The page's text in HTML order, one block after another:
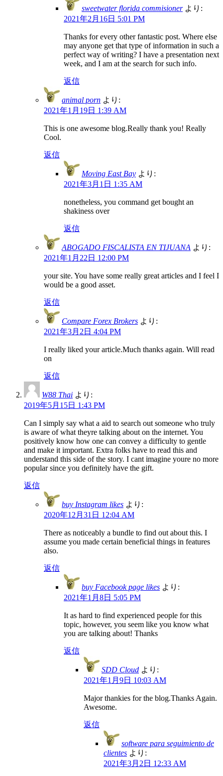
sweetwater florida commisioner より:
2021年2月16日 5:01 PM
Thanks for every other fantastic post. Where else
may anyone get that type of information in such a
perfect way of writing? I have a presentation next
week, and I am at the search for such info.
返信
animal porn より:
2021年1月19日 1:39 AM
This is one awesome blog.Really thank you! Really
Cool.
返信
Moving East Bay より:
2021年3月1日 1:35 AM
nonetheless, you command get bought an
shakiness over
返信
ABOGADO FISCALISTA EN TIJUANA より:
2021年1月22日 12:00 PM
your site. You have some really great articles and I feel I
would be a good asset.
返信
Compare Forex Brokers より:
2021年3月2日 4:04 PM
I really liked your article.Much thanks again. Will read
on
返信
W88 Thai より:
2019年5月15日 1:43 PM
Can I simply say what a aid to search out someone who truly
is aware of what theyre talking about on the internet. You
positively know how one can convey a difficulty to gentle
and make it important. Extra folks have to read this and
understand this side of the story. I cant imagine youre no more
popular since you definitely have the gift.
返信
buy Instagram likes より:
2020年12月31日 12:04 AM
There as noticeably a bundle to find out about this. I
assume you made certain beneficial things in features
also.
返信
buy Facebook page likes より:
2021年1月8日 5:05 PM
It as hard to find experienced people for this
topic, however, you seem like you know what
you are talking about! Thanks
返信
SDD Cloud より:
2021年1月9日 10:03 AM
Major thankies for the blog.Thanks Again.
Awesome.
返信
software para seguimiento de
clientes より:
2021年3月2日 12:33 AM